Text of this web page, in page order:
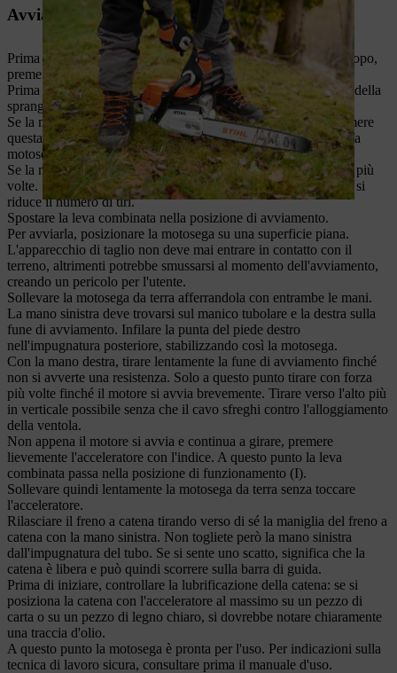
Avviamento di una motosega con M-Tronic
Prima di avviare la motosega, inserire il freno catena. A tale scopo,
premere il freno catena in avanti.
Prima di avviare la motosega, rimuovere sempre la protezione della
spranga di guida.
Se la motosega è dotata di un valvola di decompressione, premere
questa. In questo modo è più facile avviare il motore e quindi la
motosega.
Se la motosega è dotata di una pompa del carburante, premere più
volte. In questo modo si facilita l'avviamento della motosega e si
riduce il numero di tiri.
Spostare la leva combinata nella posizione di avviamento.
Per avviarla, posizionare la motosega su una superficie piana.
L'apparecchio di taglio non deve mai entrare in contatto con il
terreno, altrimenti potrebbe smussarsi al momento dell'avviamento,
creando un pericolo per l'utente.
Sollevare la motosega da terra afferrandola con entrambe le mani.
La mano sinistra deve trovarsi sul manico tubolare e la destra sulla
fune di avviamento. Infilare la punta del piede destro
nell'impugnatura posteriore, stabilizzando così la motosega.
Con la mano destra, tirare lentamente la fune di avviamento finché
non si avverte una resistenza. Solo a questo punto tirare con forza
più volte finché il motore si avvia brevemente. Tirare verso l'alto più
in verticale possibile senza che il cavo sfreghi contro l'alloggiamento
della ventola.
Non appena il motore si avvia e continua a girare, premere
lievemente l'acceleratore con l'indice. A questo punto la leva
combinata passa nella posizione di funzionamento (I).
Sollevare quindi lentamente la motosega da terra senza toccare
l'acceleratore.
Rilasciare il freno a catena tirando verso di sé la maniglia del freno a
catena con la mano sinistra. Non togliete però la mano sinistra
dall'impugnatura del tubo. Se si sente uno scatto, significa che la
catena è libera e può quindi scorrere sulla barra di guida.
Prima di iniziare, controllare la lubrificazione della catena: se si
posiziona la catena con l'acceleratore al massimo su un pezzo di
carta o su un pezzo di legno chiaro, si dovrebbe notare chiaramente
una traccia d'olio.
A questo punto la motosega è pronta per l'uso. Per indicazioni sulla
tecnica di lavoro sicura, consultare prima il manuale d'uso.